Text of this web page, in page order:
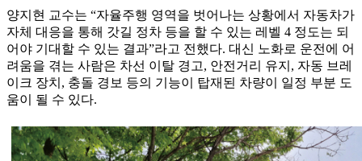
양지현 교수는 “자율주행 영역을 벗어나는 상황에서 자동차가
자체 대응을 통해 갓길 정차 등을 할 수 있는 레벨 4 정도는 되
어야 기대할 수 있는 결과”라고 전했다. 대신 노화로 운전에 어
려움을 겪는 사람은 차선 이탈 경고, 안전거리 유지, 자동 브레
이크 장치, 충돌 경보 등의 기능이 탑재된 차량이 일정 부분 도
움이 될 수 있다.